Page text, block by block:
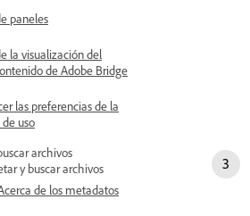
paneles
la visualización del
de Adobe Bridge
las preferencias de la
uso
archivos
y buscar archivos
de los metadatos